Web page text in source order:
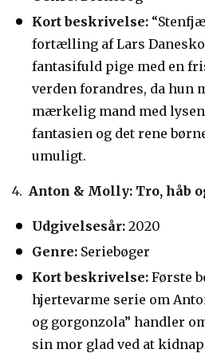
Kort beskrivelse:
fortælling af Lars
fantasifuld pige med en
verden forandres, da hun
mærkelig mand med
fantasien og det rene
umuligt.
Anton & Molly: Tro, håb
Udgivelsesår: 2020
Genre: Seriebøger
Kort beskrivelse: Første
hjertevarme serie om
og gorgonzola” handler
sin mor glad ved at